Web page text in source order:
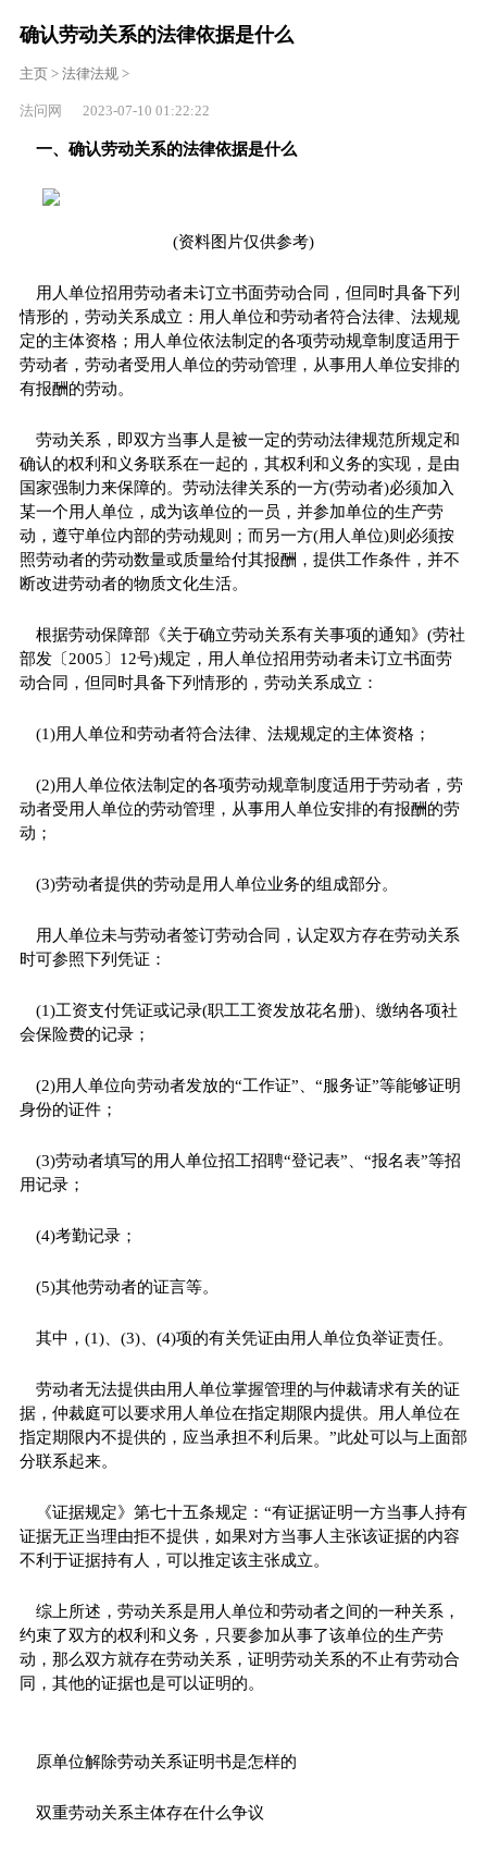
确认劳动关系的法律依据是什么
主页> 法律法规>
法问网 2023-07-10 01:22:22
一、确认劳动关系的法律依据是什么
(资料图片仅供参考)
用人单位招用劳动者未订立书面劳动合同，但同时具备下列
情形的，劳动关系成立：用人单位和劳动者符合法律、法规规
定的主体资格；用人单位依法制定的各项劳动规章制度适用于
劳动者，劳动者受用人单位的劳动管理，从事用人单位安排的
有报酬的劳动。
劳动关系，即双方当事人是被一定的劳动法律规范所规定和
确认的权利和义务联系在一起的，其权利和义务的实现，是由
国家强制力来保障的。劳动法律关系的一方(劳动者)必须加入
某一个用人单位，成为该单位的一员，并参加单位的生产劳
动，遵守单位内部的劳动规则；而另一方(用人单位)则必须按
照劳动者的劳动数量或质量给付其报酬，提供工作条件，并不
断改进劳动者的物质文化生活。
根据劳动保障部《关于确立劳动关系有关事项的通知》(劳社
部发〔2005〕12号)规定，用人单位招用劳动者未订立书面劳
动合同，但同时具备下列情形的，劳动关系成立：
(1)用人单位和劳动者符合法律、法规规定的主体资格；
(2)用人单位依法制定的各项劳动规章制度适用于劳动者，劳
动者受用人单位的劳动管理，从事用人单位安排的有报酬的劳
动；
(3)劳动者提供的劳动是用人单位业务的组成部分。
用人单位未与劳动者签订劳动合同，认定双方存在劳动关系
时可参照下列凭证：
(1)工资支付凭证或记录(职工工资发放花名册)、缴纳各项社
会保险费的记录；
(2)用人单位向劳动者发放的“工作证”、“服务证”等能够证明
身份的证件；
(3)劳动者填写的用人单位招工招聘“登记表”、“报名表”等招
用记录；
(4)考勤记录；
(5)其他劳动者的证言等。
其中，(1)、(3)、(4)项的有关凭证由用人单位负举证责任。
劳动者无法提供由用人单位掌握管理的与仲裁请求有关的证
据，仲裁庭可以要求用人单位在指定期限内提供。用人单位在
指定期限内不提供的，应当承担不利后果。”此处可以与上面部
分联系起来。
《证据规定》第七十五条规定：“有证据证明一方当事人持有
证据无正当理由拒不提供，如果对方当事人主张该证据的内容
不利于证据持有人，可以推定该主张成立。
综上所述，劳动关系是用人单位和劳动者之间的一种关系，
约束了双方的权利和义务，只要参加从事了该单位的生产劳
动，那么双方就存在劳动关系，证明劳动关系的不止有劳动合
同，其他的证据也是可以证明的。
原单位解除劳动关系证明书是怎样的
双重劳动关系主体存在什么争议